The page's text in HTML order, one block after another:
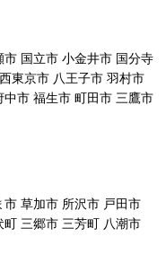
市 国立市 小金井市 国分寺
東京市 八王子市 羽村市
市 福生市 町田市 三鷹市
市 草加市 所沢市 戸田市
三郷市 三芳町 八潮市